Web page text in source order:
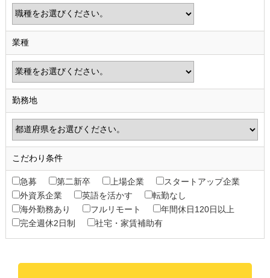
業種
勤務地
こだわり条件
急募 第二新卒 上場企業
スタートアップ企業
外資系企業
英語を活かす
転勤なし
海外勤務あり
フルリモート
年間休日120日以上
完全週休2日制
社宅・家賃補助有